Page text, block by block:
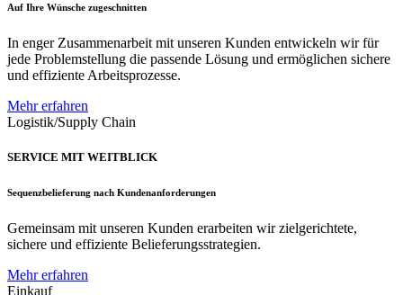
Auf Ihre Wünsche zugeschnitten
In enger Zusammenarbeit mit unseren Kunden entwickeln wir für
jede Problemstellung die passende Lösung und ermöglichen sichere
und effiziente Arbeitsprozesse.
Mehr erfahren
Logistik/Supply Chain
SERVICE MIT WEITBLICK
Sequenzbelieferung nach Kundenanforderungen
Gemeinsam mit unseren Kunden erarbeiten wir zielgerichtete,
sichere und effiziente Belieferungsstrategien.
Mehr erfahren
Einkauf